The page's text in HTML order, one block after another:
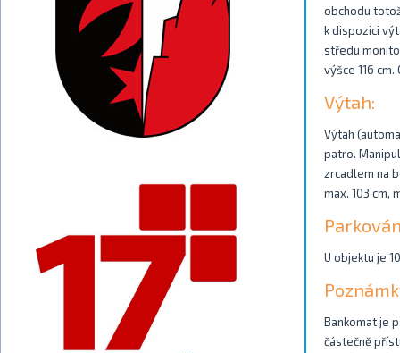
obchodu
k dispozici
středu
výšce 116
Výtah:
Výtah
patro.
zrcadlem na
max. 103 cm,
U objektu je
Bankomat je
částečně